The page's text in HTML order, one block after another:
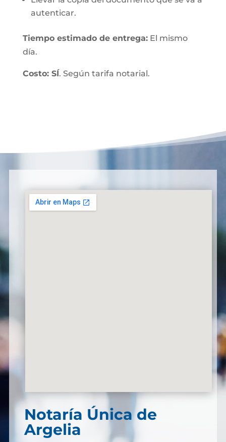
autenticar.
Tiempo estimado de entrega:El mismo
día.
Costo: SÍ. Según tarifa notarial.
Notaría Única de
Argelia